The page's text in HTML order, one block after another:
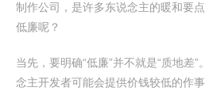
制作公司，是许多东说念主的暖和要
低廉呢？
当先，要明确“低廉”并不就是“质地差
念主开发者可能会提供价钱较低的作